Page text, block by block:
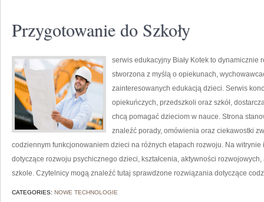
Przygotowanie do Szkoły
serwis edukacyjny Biały Kotek to dynamicznie
stworzona z myślą o opiekunach,
zainteresowanych edukacją dzieci. Serwis
opiekuńczych, przedszkoli oraz szkół,
chcą pomagać dzieciom w nauce. Strona
znaleźć porady, omówienia oraz ciekawostki
codziennym funkcjonowaniem dzieci na różnych etapach rozwoju. Na
dotyczące rozwoju psychicznego dzieci, kształcenia, aktywności
szkole. Czytelnicy mogą znaleźć tutaj sprawdzone rozwiązania dotyczące
CATEGORIES: NOWE TECHNOLOGIE